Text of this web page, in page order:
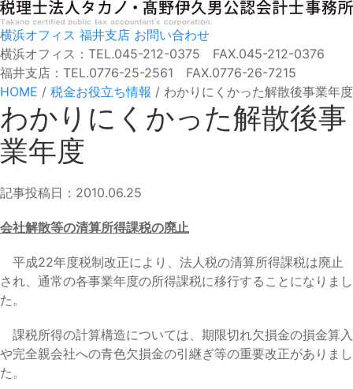
横浜オフィス 福井支店 お問い合わせ
横浜オフィス：TEL.045-212-0375 FAX.045-212-0376
福井支店：TEL.0776-25-2561 FAX.0776-26-7215
HOME / 税金お役立ち情報 / わかりにくかった解散後事業年度
わかりにくかった解散後事
業年度
記事投稿日：2010.06.25
会社解散等の清算所得課税の廃止
平成22年度税制改正により、法人税の清算所得課税は廃止
され、通常の各事業年度の所得課税に移行することになりまし
た。
課税所得の計算構造については、期限切れ欠損金の損金算入
や完全親会社への青色欠損金の引継ぎ等の重要改正がありまし
た。